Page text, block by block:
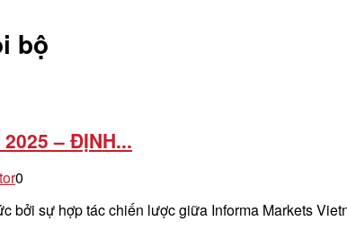
bộ
2025 – ĐỊNH...
0
bởi sự hợp tác chiến lược giữa Informa Markets